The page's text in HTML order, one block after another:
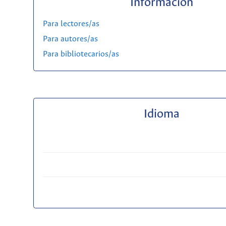
Para lectores/as
Para autores/as
Para bibliotecarios/as
Idioma